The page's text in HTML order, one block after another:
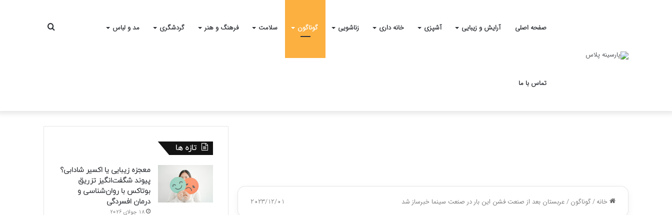
صفحه اصلی آرایش و زیبایی آشپزی خانه داری زناشویی گوناگون سلامت فرهنگ و هنر گردشگری مد و لباس
تماس با ما
جستجو
خانه/گوناگون/عربستان بعد از صنعت فشن این بار در صنعت سینما خبرساز شد 2023/12/01
تازه ها
معجزه زیبایی یا اکسیر شادابی؟
پیوند شگفت‌انگیز تزریق
بوتاکس با روان‌شناسی و
درمان افسردگی
18 جولای 2026